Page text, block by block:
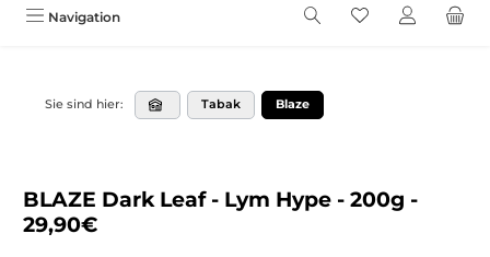
Navigation Du hast 0
Sie sind hier: Tabak Blaze
BLAZE Dark Leaf - Lym Hype - 200g -
29,90€